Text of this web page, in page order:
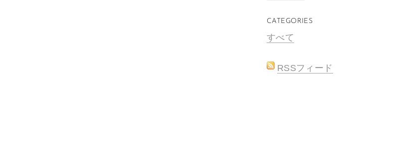
CATEGORIES
すべて
RSSフィード